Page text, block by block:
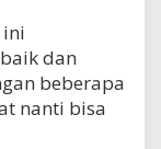
ini
dan
beberapa
nanti bisa